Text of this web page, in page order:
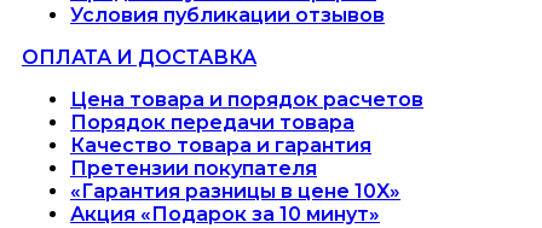
Условия публикации отзывов
ОПЛАТА И ДОСТАВКА
Цена товара и порядок расчетов
Порядок передачи товара
Качество товара и гарантия
Претензии покупателя
«Гарантия разницы в цене 10X»
Акция «Подарок за 10 минут»